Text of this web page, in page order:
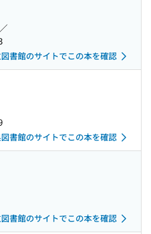
書館のサイトでこの本を確認
書館のサイトでこの本を確認
書館のサイトでこの本を確認